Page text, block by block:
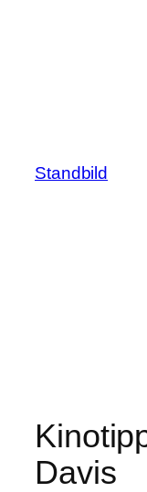
Standbild
Davis